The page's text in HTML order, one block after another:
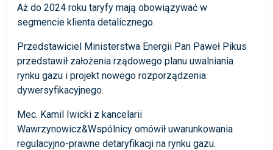
Aż do 2024 roku taryfy mają obowiązywać w
segmencie klienta detalicznego.
Przedstawiciel Ministerstwa Energii Pan Paweł Pikus
przedstawił założenia rządowego planu uwalniania
rynku gazu i projekt nowego rozporządzenia
dywersyfikacyjnego.
Mec. Kamil Iwicki z kancelarii
Wawrzynowicz&Wspólnicy omówił uwarunkowania
regulacyjno-prawne detaryfikacji na rynku gazu.